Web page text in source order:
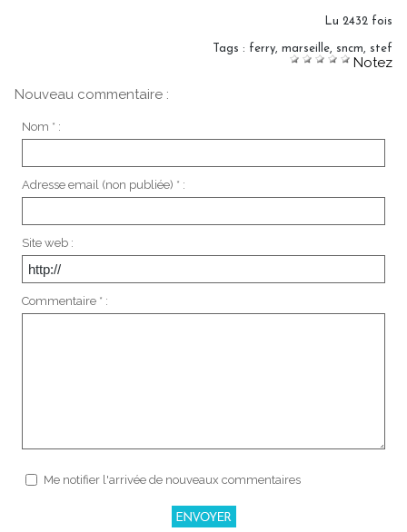
Lu 2432 fois
Tags : ferry, marseille, sncm, stef
Notez
Nouveau commentaire :
Nom * :
Adresse email (non publiée) * :
Site web :
Commentaire * :
Me notifier l'arrivée de nouveaux commentaires